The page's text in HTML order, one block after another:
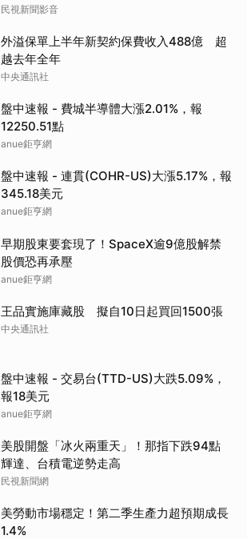
民視新聞影音
外溢保單上半年新契約保費收入488億 超
越去年全年
中央通訊社
盤中速報 - 費城半導體大漲2.01%，報
12250.51點
anue鉅亨網
盤中速報 - 連貫(COHR-US)大漲5.17%，報
345.18美元
anue鉅亨網
早期股東要套現了！SpaceX逾9億股解禁
股價恐再承壓
anue鉅亨網
王品實施庫藏股 擬自10日起買回1500張
中央通訊社
盤中速報 - 交易台(TTD-US)大跌5.09%，
報18美元
anue鉅亨網
美股開盤「冰火兩重天」！那指下跌94點
輝達、台積電逆勢走高
民視新聞網
美勞動市場穩定！第二季生產力超預期成長
1.4%